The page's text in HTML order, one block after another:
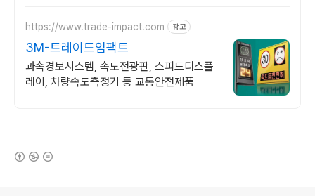
https://www.trade-impact.com 광고
3M-트레이드임팩트
과속경보시스템, 속도전광판, 스피드디스플
레이, 차량속도측정기 등 교통안전제품